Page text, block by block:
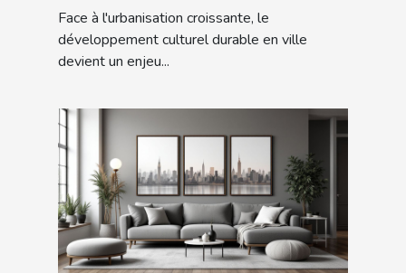
en ville
Face à l'urbanisation croissante, le
développement culturel durable en ville
devient un enjeu...